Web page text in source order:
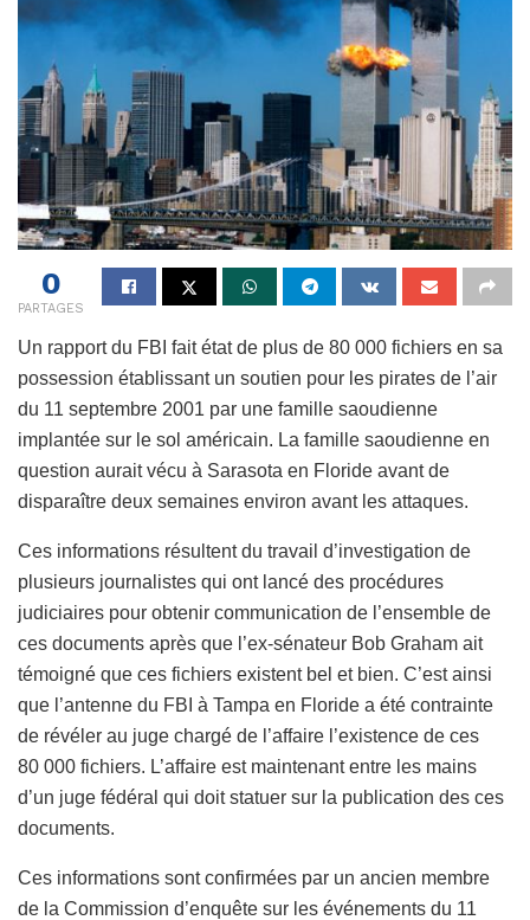
0
PARTAGES
Un rapport du FBI fait état de plus de 80 000 fichiers en sa
possession établissant un soutien pour les pirates de l’air
du 11 septembre 2001 par une famille saoudienne
implantée sur le sol américain. La famille saoudienne en
question aurait vécu à Sarasota en Floride avant de
disparaître deux semaines environ avant les attaques.
Ces informations résultent du travail d’investigation de
plusieurs journalistes qui ont lancé des procédures
judiciaires pour obtenir communication de l’ensemble de
ces documents après que l’ex-sénateur Bob Graham ait
témoigné que ces fichiers existent bel et bien. C’est ainsi
que l’antenne du FBI à Tampa en Floride a été contrainte
de révéler au juge chargé de l’affaire l’existence de ces
80 000 fichiers. L’affaire est maintenant entre les mains
d’un juge fédéral qui doit statuer sur la publication des ces
documents.
Ces informations sont confirmées par un ancien membre
de la Commission d’enquête sur les événements du 11